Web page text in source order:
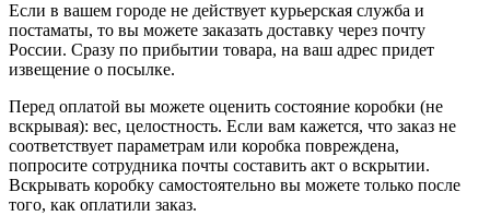
Если в вашем городе не действует курьерская служба и
постаматы, то вы можете заказать доставку через почту
России. Сразу по прибытии товара, на ваш адрес придет
извещение о посылке.
Перед оплатой вы можете оценить состояние коробки (не
вскрывая): вес, целостность. Если вам кажется, что заказ не
соответствует параметрам или коробка повреждена,
попросите сотрудника почты составить акт о вскрытии.
Вскрывать коробку самостоятельно вы можете только после
того, как оплатили заказ.